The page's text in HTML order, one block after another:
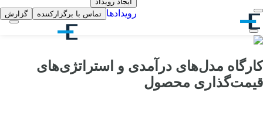
رویدادها تماس با برگزارکننده گزارش
کارگاه مدل‌های درآمدی و استراتژی‌های
قیمت‌گذاری محصول